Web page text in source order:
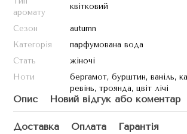
аромату
квітковий
Сезон
autumn
Категорія
парфумована вода
Стать
жіночі
Ноти
бергамот, бурштин, ваніль,
ревінь, троянда, цвіт лічі
Опис Новий відгук або коментар
Доставка Оплата Гарантія